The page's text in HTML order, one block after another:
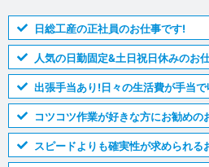
日総工産の正社員のお仕事です!
人気の日勤固定&土日祝日休みのお
出張手当あり!日々の生活費が手当
コツコツ作業が好きな方にお勧めの
スピードよりも確実性が求められる